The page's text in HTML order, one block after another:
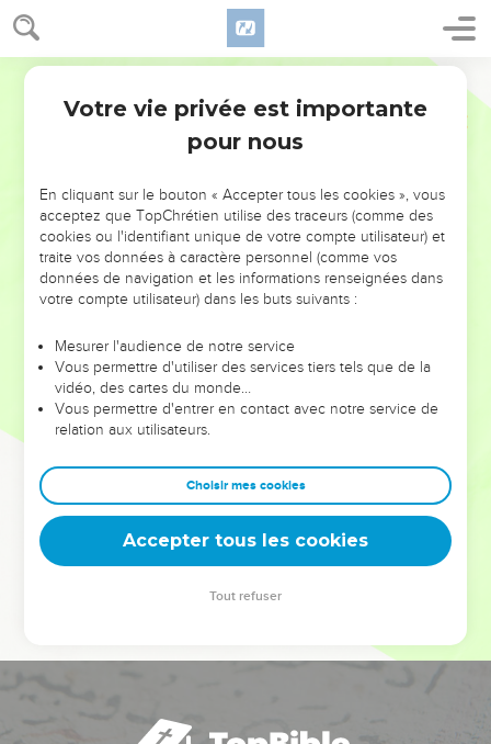
NE MANQUEZ PAS L’ÉVÉNEMENT
DE L’ANNÉE !
ET SI LEURS ERREURS POUVAIENT VOUS ÉVITER LES
VOTRES ?
leur foi ou leur vision. Mais on voit moins les doutes, les erreurs
et les saisons difficiles qu'ils ont traversés, alors même que ce
sont elles qui les ont façonnés.
Dans cette conférence, leaders, entrepreneurs, et responsables
clés pour avancer avec plus de sagesse afin que leurs erreurs
deviennent vos tremplins. Que vous guidiez un ministère, une
équipe, un groupe ou une famille, leur expérience est faite
Votre vie privée est importante
pour nous
En cliquant sur le bouton « Accepter tous les cookies », vous
acceptez que TopChrétien utilise des traceurs (comme des
cookies ou l'identifiant unique de votre compte utilisateur) et
traite vos données à caractère personnel (comme vos
données de navigation et les informations renseignées dans
votre compte utilisateur) dans les buts suivants :
Mesurer l'audience de notre service
Vous permettre d'utiliser des services tiers tels que de la
vidéo, des cartes du monde…
Vous permettre d'entrer en contact avec notre service de
relation aux utilisateurs.
Choisir mes cookies
Accepter tous les cookies
Tout refuser